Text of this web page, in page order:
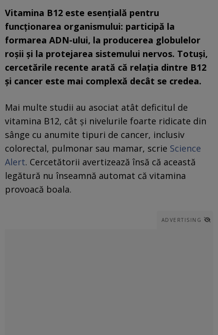
Vitamina B12 este esențială pentru
funcționarea organismului: participă la
formarea ADN-ului, la producerea globulelor
roșii și la protejarea sistemului nervos. Totuși,
cercetările recente arată că relația dintre B12
și cancer este mai complexă decât se credea.
Mai multe studii au asociat atât deficitul de
vitamina B12, cât și nivelurile foarte ridicate din
sânge cu anumite tipuri de cancer, inclusiv
colorectal, pulmonar sau mamar, scrie Science
Alert. Cercetătorii avertizează însă că această
legătură nu înseamnă automat că vitamina
provoacă boala.
ADVERTISING